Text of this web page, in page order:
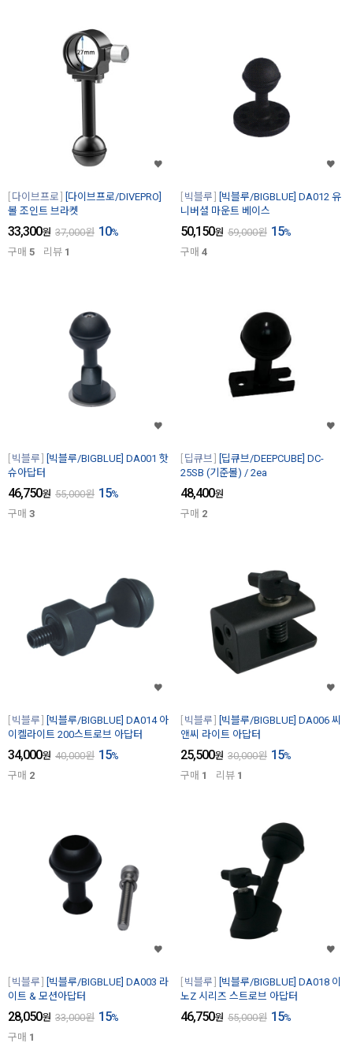
다이브프로
[다이브프로/DIVEPRO]
볼 조인트 브라켓
33,300원 37,000원 10%
구매 5 리뷰 1
빅블루
[빅블루/BIGBLUE] DA012 유
니버셜 마운트 베이스
50,150원 59,000원 15%
구매 4
빅블루
[빅블루/BIGBLUE] DA001 핫
슈아답터
46,750원 55,000원 15%
구매 3
딥큐브
[딥큐브/DEEPCUBE] DC-
25SB (기준볼) / 2ea
48,400원
구매 2
빅블루
[빅블루/BIGBLUE] DA014 아
이켈라이트 200스트로브 아답터
34,000원 40,000원 15%
구매 2
빅블루
[빅블루/BIGBLUE] DA006 씨
앤씨 라이트 아답터
25,500원 30,000원 15%
구매 1 리뷰 1
빅블루
[빅블루/BIGBLUE] DA003 라
이트 & 모션아답터
28,050원 33,000원 15%
구매 1
빅블루
[빅블루/BIGBLUE] DA018 이
노Z 시리즈 스트로브 아답터
46,750원 55,000원 15%